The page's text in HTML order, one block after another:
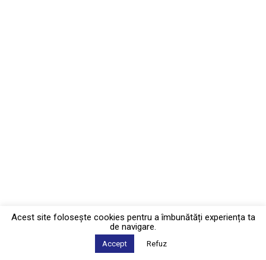
Acest site foloseşte cookies pentru a îmbunătăți experiența ta
de navigare.
Accept Refuz